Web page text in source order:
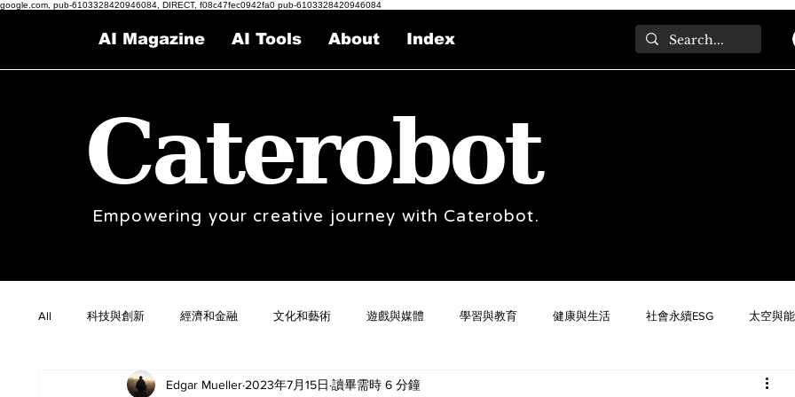
google.com, pub-6103328420946084, DIRECT, f08c47fec0942fa0 pub-6103328420946084
AI Magazine AI Tools About Index
Caterobot
Empowering your creative journey with Caterobot.
All 科技與創新 經濟和金融 文化和藝術 遊戲與媒體 學習與教育 健康與生活 社會永續ESG 太空與
Edgar Mueller 2023年7月15日 讀畢需時 6 分鐘